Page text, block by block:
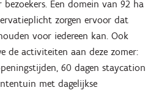
bezoekers. Een domein van 92 ha
zorgen ervoor dat
voor iedereen kan. Ook
de activiteiten aan deze zomer:
60 dagen staycation
met dagelijkse